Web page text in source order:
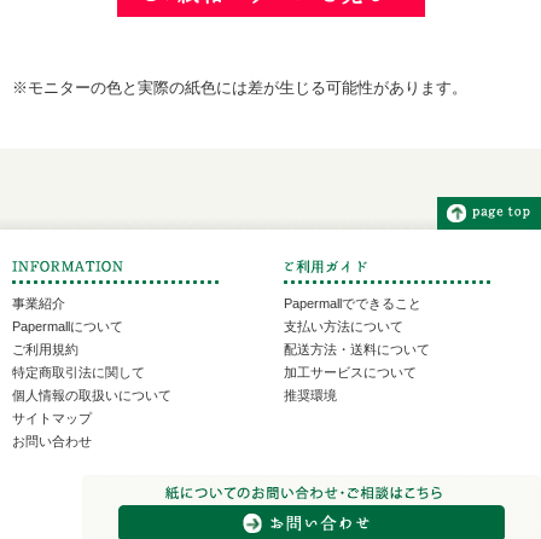
※モニターの色と実際の紙色には差が生じる可能性があります。
事業紹介
Papermallについて
ご利用規約
特定商取引法に関して
個人情報の取扱いについて
サイトマップ
お問い合わせ
Papermallでできること
支払い方法について
配送方法・送料について
加工サービスについて
推奨環境